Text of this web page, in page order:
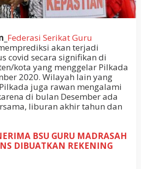
Federasi Serikat Guru
akan terjadi
covid secara signifikan di
kota yang menggelar Pilkada
2020. Wilayah lain yang
juga rawan mengalami
di bulan Desember ada
liburan akhir tahun dan
BSU GURU MADRASAH
DIBUATKAN REKENING